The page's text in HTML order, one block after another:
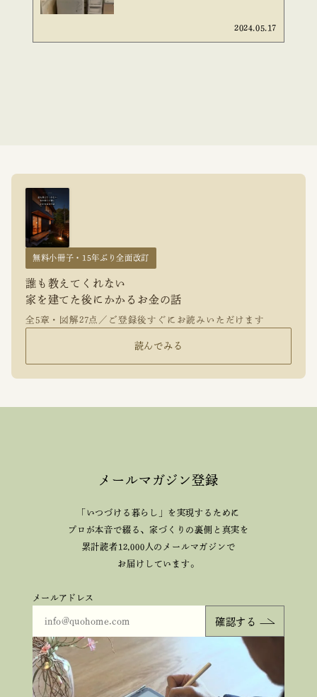
2024.05.17
無料小冊子・15年ぶり全面改訂
誰も教えてくれない
家を建てた後にかかるお金の話
全5章・図解27点／ご登録後すぐにお読みいただけます
読んでみる
メールマガジン登録
「いつづける暮らし」を実現するために
プロが本音で綴る、家づくりの裏側と真実を
累計読者12,000人のメールマガジンで
お届けしています。
メールアドレス